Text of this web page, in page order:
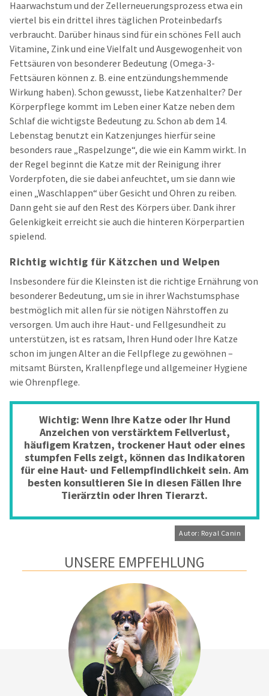
Haarwachstum und der Zellerneuerungsprozess etwa ein
viertel bis ein drittel ihres täglichen Proteinbedarfs
verbraucht. Darüber hinaus sind für ein schönes Fell auch
Vitamine, Zink und eine Vielfalt und Ausgewogenheit von
Fettsäuren von besonderer Bedeutung (Omega-3-
Fettsäuren können z. B. eine entzündungshemmende
Wirkung haben). Schon gewusst, liebe Katzenhalter? Der
Körperpflege kommt im Leben einer Katze neben dem
Schlaf die wichtigste Bedeutung zu. Schon ab dem 14.
Lebenstag benutzt ein Katzenjunges hierfür seine
besonders raue „Raspelzunge“, die wie ein Kamm wirkt. In
der Regel beginnt die Katze mit der Reinigung ihrer
Vorderpfoten, die sie dabei anfeuchtet, um sie dann wie
einen „Waschlappen“ über Gesicht und Ohren zu reiben.
Dann geht sie auf den Rest des Körpers über. Dank ihrer
Gelenkigkeit erreicht sie auch die hinteren Körperpartien
spielend.
Richtig wichtig für Kätzchen und Welpen
Insbesondere für die Kleinsten ist die richtige Ernährung von
besonderer Bedeutung, um sie in ihrer Wachstumsphase
bestmöglich mit allen für sie nötigen Nährstoffen zu
versorgen. Um auch ihre Haut- und Fellgesundheit zu
unterstützen, ist es ratsam, Ihren Hund oder Ihre Katze
schon im jungen Alter an die Fellpflege zu gewöhnen –
mitsamt Bürsten, Krallenpflege und allgemeiner Hygiene
wie Ohrenpflege.
Wichtig: Wenn Ihre Katze oder Ihr Hund
Anzeichen von verstärktem Fellverlust,
häufigem Kratzen, trockener Haut oder eines
stumpfen Fells zeigt, können das Indikatoren
für eine Haut- und Fellempfindlichkeit sein. Am
besten konsultieren Sie in diesen Fällen Ihre
Tierärztin oder Ihren Tierarzt.
Autor: Royal Canin
UNSERE EMPFEHLUNG